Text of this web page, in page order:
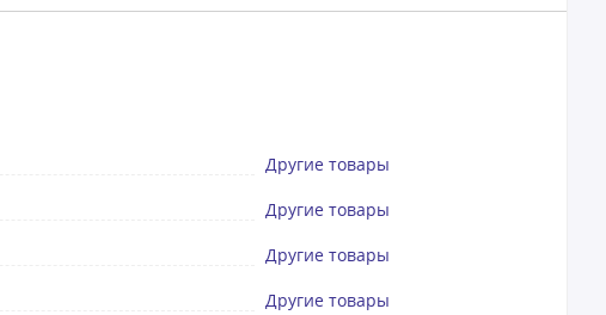
Другие товары
Другие товары
Другие товары
Другие товары